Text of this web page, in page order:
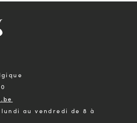
au vendredi de 8 à